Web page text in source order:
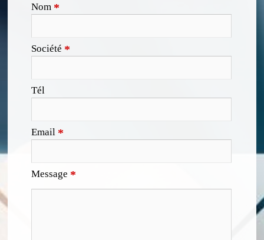
Nom *
Société *
Tél
Email *
Message *